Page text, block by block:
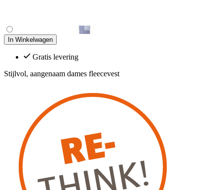
In Winkelwagen
Gratis levering
Stijlvol, aangenaam dames fleecevest